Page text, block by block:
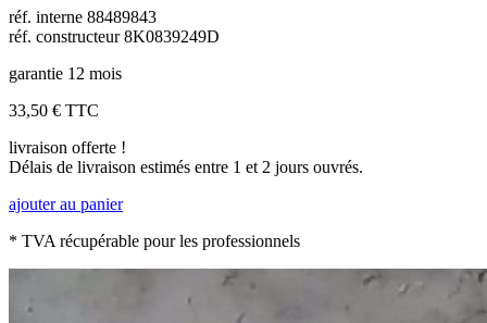
réf. interne 88489843
réf. constructeur 8K0839249D
garantie 12 mois
33,50 € TTC
livraison offerte !
Délais de livraison estimés entre 1 et 2 jours ouvrés.
ajouter au panier
* TVA récupérable pour les professionnels